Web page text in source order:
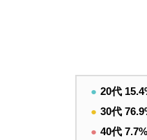
● 20代
● 30代
● 40代 7.7%